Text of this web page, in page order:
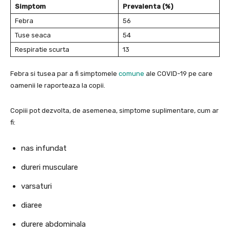
Simptom
Prevalenta (%)
Febra
56
Tuse seaca
54
Respiratie scurta
13
Febra si tusea par a fi simptomele comune ale COVID-19 pe care
oamenii le raporteaza la copii.
Copiii pot dezvolta, de asemenea, simptome suplimentare, cum ar
fi:
nas infundat
dureri musculare
varsaturi
diaree
durere abdominala